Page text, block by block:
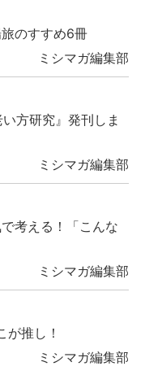
のすすめ6冊
ミシマガ編集部
方研究』発刊しま
ミシマガ編集部
考える！「こんな
ミシマガ編集部
推し！
ミシマガ編集部